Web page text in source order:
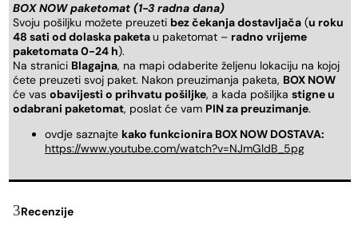
BOX NOW paketomat (1-3 radna dana)
Svoju pošiljku možete preuzeti bez čekanja dostavljača (u roku
48 sati od dolaska paketau paketomat – radno vrijeme
paketomata 0-24 h).
Na stranici Blagajna, na mapi odaberite željenu lokaciju na kojoj
ćete preuzeti svoj paket. Nakon preuzimanja paketa, BOX NOW
će vas obavijesti o prihvatu pošiljke, a kada pošiljka stigne u
odabrani paketomat, poslat će vam PIN za preuzimanje.
ovdje saznajte kako funkcionira BOX NOW DOSTAVA:
https://www.youtube.com/watch?v=NJmGldB_5pg
Recenzije